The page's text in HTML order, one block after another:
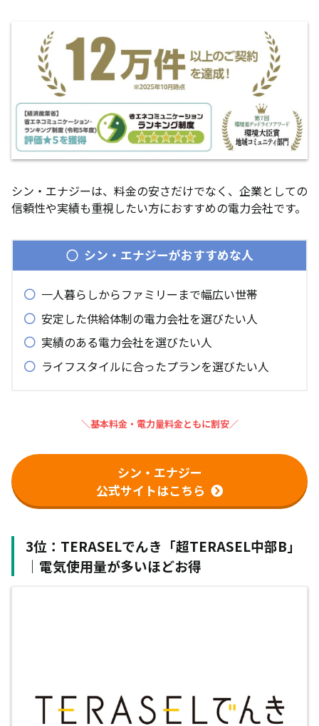
シン・エナジーは、料金の安さだけでなく、企業としての
信頼性や実績も重視したい方におすすめの電力会社です。
シン・エナジーがおすすめな人
一人暮らしからファミリーまで幅広い世帯
安定した供給体制の電力会社を選びたい人
実績のある電力会社を選びたい人
ライフスタイルに合ったプランを選びたい人
＼基本料金・電力量料金ともに割安／
シン・エナジー
公式サイトはこちら
3位：TERASELでんき「超TERASEL中部B」
｜電気使用量が多いほどお得